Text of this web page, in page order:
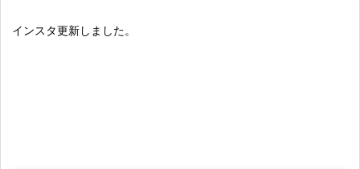
インスタ更新しました。